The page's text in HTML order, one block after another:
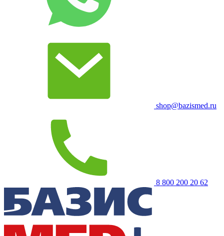
shop@bazismed.ru
8 800 200 20 62